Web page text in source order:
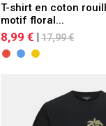
T-shirt en coton
motif floral...
8,99 € |17,99 €